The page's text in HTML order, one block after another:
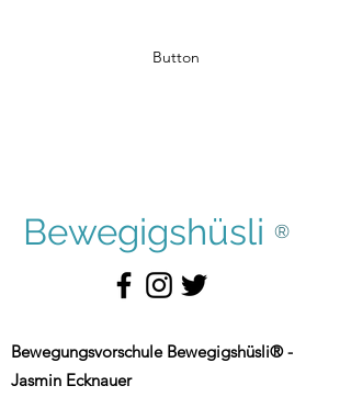
Button
Bewegigshüsli ®
Bewegungsvorschule Bewegigshüsli® -
Jasmin Ecknauer